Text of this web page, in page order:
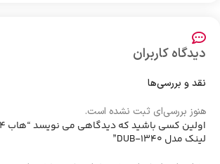
دیدگاه کاربران
نقد و بررسی‌ها
هنوز بررسی‌ای ثبت نشده است.
لینک مدل DUB-1340”